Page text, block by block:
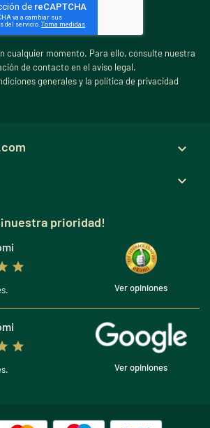
cualquier momento. Para ello, consulte nuestra
de contacto en el aviso legal.
generales y la política de privacidad


prioridad!
Ver opiniones
Ver opiniones